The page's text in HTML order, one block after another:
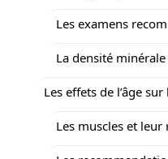
Les examens
La densité minérale
Les effets de l’âge
Les muscles et